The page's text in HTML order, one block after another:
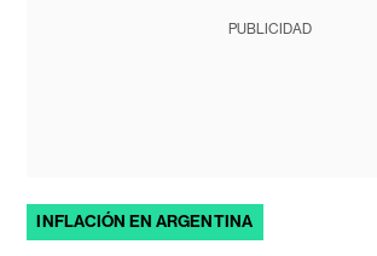
PUBLICIDAD
INFLACIÓN EN ARGENTINA